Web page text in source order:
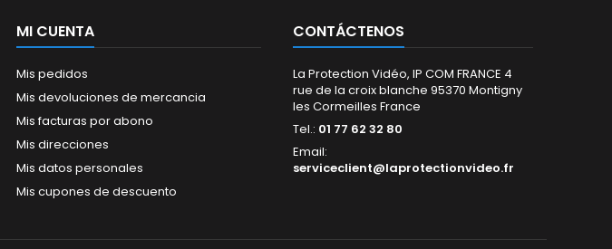
MI CUENTA
Mis pedidos
Mis devoluciones de mercancia
Mis facturas por abono
Mis direcciones
Mis datos personales
Mis cupones de descuento
CONTÁCTENOS
La Protection Vidéo, IP COM FRANCE 4
rue de la croix blanche 95370 Montigny
les Cormeilles France
Tel.: 01 77 62 32 80
Email:
serviceclient@laprotectionvideo.fr